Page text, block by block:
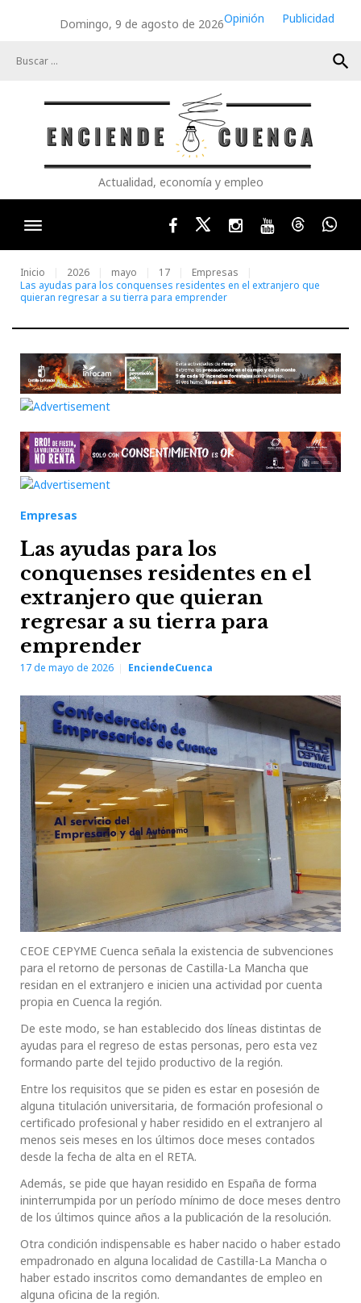
Domingo, 9 de agosto de 2026Opinión
Publicidad
search
Actualidad, economía y empleo
FacebookTwitterInstagram
YoutubeThreads
Inicio 2026 mayo 17
Empresas
Las ayudas para los conquenses residentes en el extranjero que
quieran regresar a su tierra para emprender
Empresas
Las ayudas para los
conquenses residentes en el
extranjero que quieran
regresar a su tierra para
emprender
17 de mayo de 2026 EnciendeCuenca
CEOE CEPYME Cuenca señala la existencia de subvenciones
para el retorno de personas de Castilla-La Mancha que
residan en el extranjero e inicien una actividad por cuenta
propia en Cuenca la región.
De este modo, se han establecido dos líneas distintas de
ayudas para el regreso de estas personas, pero esta vez
formando parte del tejido productivo de la región.
Entre los requisitos que se piden es estar en posesión de
alguna titulación universitaria, de formación profesional o
certificado profesional y haber residido en el extranjero al
menos seis meses en los últimos doce meses contados
desde la fecha de alta en el RETA.
Además, se pide que hayan residido en España de forma
ininterrumpida por un período mínimo de doce meses dentro
de los últimos quince años a la publicación de la resolución.
Otra condición indispensable es haber nacido o haber estado
empadronado en alguna localidad de Castilla-La Mancha o
haber estado inscritos como demandantes de empleo en
alguna oficina de la región.